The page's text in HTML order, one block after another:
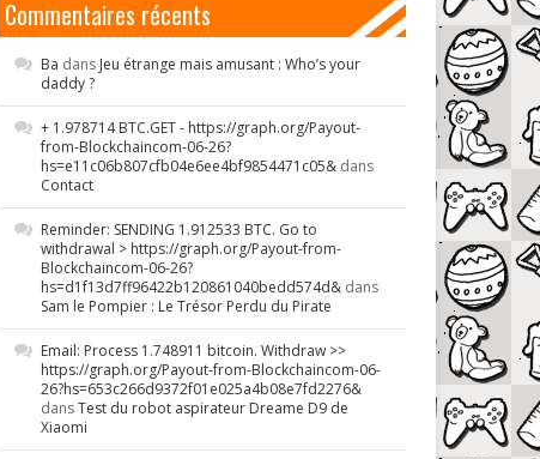
Commentaires récents
Ba dans Jeu étrange mais amusant : Who’s your
daddy ?
+ 1.978714 BTC.GET - https://graph.org/Payout-
from-Blockchaincom-06-26?
hs=e11c06b807cfb04e6ee4bf9854471c05& dans
Contact
Reminder: SENDING 1.912533 BTC. Go to
withdrawal > https://graph.org/Payout-from-
Blockchaincom-06-26?
hs=d1f13d7ff96422b120861040bedd574d& dans
Sam le Pompier : Le Trésor Perdu du Pirate
Email: Process 1.748911 bitcoin. Withdraw >>
https://graph.org/Payout-from-Blockchaincom-06-
26?hs=653c266d9372f01e025a4b08e7fd2276&
dansTest du robot aspirateur Dreame D9 de
Xiaomi